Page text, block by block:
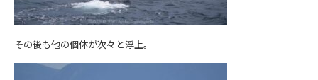
その後も他の個体が次々と浮上。